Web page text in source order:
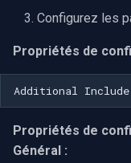
Configurez les
Propriétés de
Propriétés de
Général :